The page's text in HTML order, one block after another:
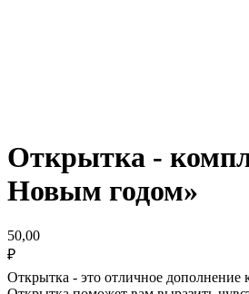
Открытка -
Новым годом»
50,00
₽
Открытка - это отличное дополнение